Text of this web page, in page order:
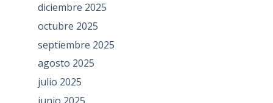
diciembre 2025
octubre 2025
septiembre 2025
agosto 2025
julio 2025